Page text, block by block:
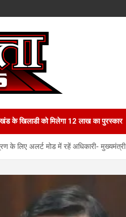
के खिलाडी को मिलेगा 12 लाख का पुरस्कार
के लिए अलर्ट मोड में रहें अधिकारी- मुख्यमंत्री